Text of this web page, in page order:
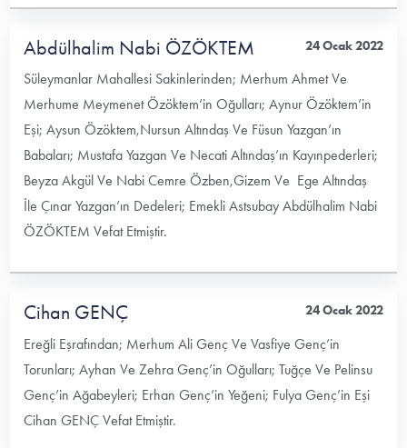
Abdülhalim Nabi ÖZÖKTEM 24 Ocak 2022
Süleymanlar Mahallesi Sakinlerinden; Merhum Ahmet Ve
Merhume Meymenet Özöktem’in Oğulları; Aynur Özöktem’in
Eşi; Aysun Özöktem,Nursun Altındaş Ve Füsun Yazgan’ın
Babaları; Mustafa Yazgan Ve Necati Altındaş’ın Kayınpederleri;
Beyza Akgül Ve Nabi Cemre Özben,Gizem Ve Ege Altındaş
İle Çınar Yazgan’ın Dedeleri; Emekli Astsubay Abdülhalim Nabi
ÖZÖKTEM Vefat Etmiştir.
Cihan GENÇ 24 Ocak 2022
Ereğli Eşrafından; Merhum Ali Genç Ve Vasfiye Genç’in
Torunları; Ayhan Ve Zehra Genç’in Oğulları; Tuğçe Ve Pelinsu
Genç’in Ağabeyleri; Erhan Genç’in Yeğeni; Fulya Genç’in Eşi
Cihan GENÇ Vefat Etmiştir.